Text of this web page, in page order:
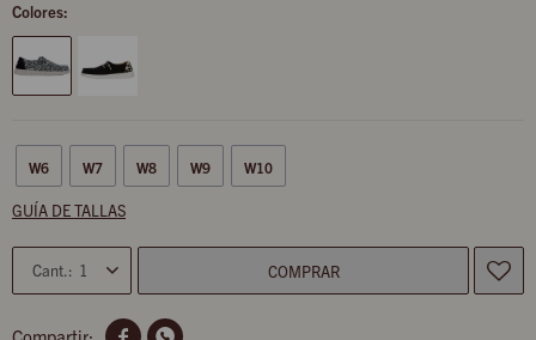
Colores:
W6 W7 W8 W9 W10
GUÍA DE TALLAS
1 COMPRAR